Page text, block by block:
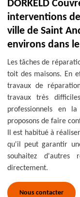
DORKELD
interventions
ville de Saint
environs dans
Les tâches de
toit des maisons. En
travaux de
travaux très
professionnels en
proposons de faire
Il est habitué à
qu'il peut garantir
souhaitez d'autres
directement.
Nous contacter